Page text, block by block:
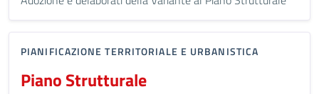
PIANIFICAZIONE TERRITORIALE E URBANISTICA
Piano Strutturale